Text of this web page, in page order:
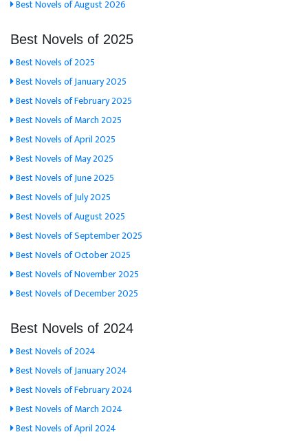
Best Novels of August 2026
Best Novels of 2025
Best Novels of 2025
Best Novels of January 2025
Best Novels of February 2025
Best Novels of March 2025
Best Novels of April 2025
Best Novels of May 2025
Best Novels of June 2025
Best Novels of July 2025
Best Novels of August 2025
Best Novels of September 2025
Best Novels of October 2025
Best Novels of November 2025
Best Novels of December 2025
Best Novels of 2024
Best Novels of 2024
Best Novels of January 2024
Best Novels of February 2024
Best Novels of March 2024
Best Novels of April 2024